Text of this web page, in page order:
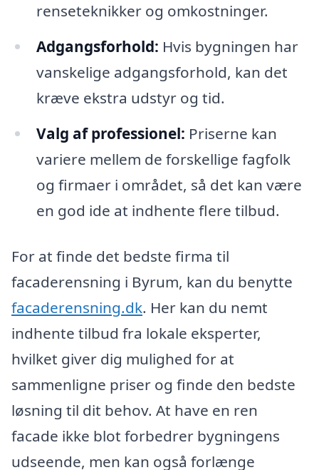
renseteknikker og omkostninger.
Adgangsforhold: Hvis bygningen har
vanskelige adgangsforhold, kan det
kræve ekstra udstyr og tid.
Valg af professionel: Priserne kan
variere mellem de forskellige fagfolk
og firmaer i området, så det kan være
en god ide at indhente flere tilbud.
For at finde det bedste firma til
facaderensning i Byrum, kan du benytte
facaderensning.dk. Her kan du nemt
indhente tilbud fra lokale eksperter,
hvilket giver dig mulighed for at
sammenligne priser og finde den bedste
løsning til dit behov. At have en ren
facade ikke blot forbedrer bygningens
udseende, men kan også forlænge